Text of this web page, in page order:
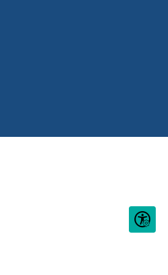
Seite